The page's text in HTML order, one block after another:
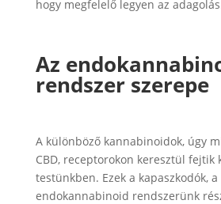
hogy megfelelő legyen az
Az
rendszer szerepe
A különböző kannabinoidok, úgy
CBD, receptorokon keresztül fejtik
testünkben. Ezek a kapaszkodók,
endokannabinoid rendszerünk